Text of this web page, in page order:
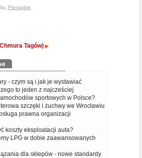
Pieniądze
Tagów)
- czym są i jak je wystawiać
to jeden z najcześciej
sportowych w Polsce?
szczęki i żuchwy we Wrocławiu
prawna organizacji
koszty eksploatacji auta?
LPG w dobie zaawansowanych
dla sklepów - nowe standardy